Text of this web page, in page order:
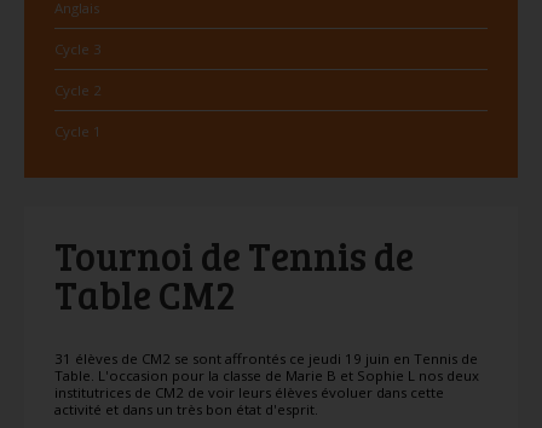
Anglais
Cycle 3
Cycle 2
Cycle 1
Tournoi de Tennis de
Table CM2
31 élèves de CM2 se sont affrontés ce jeudi 19 juin en Tennis de
Table. L'occasion pour la classe de Marie B et Sophie L nos deux
institutrices de CM2 de voir leurs élèves évoluer dans cette
activité et dans un très bon état d'esprit.